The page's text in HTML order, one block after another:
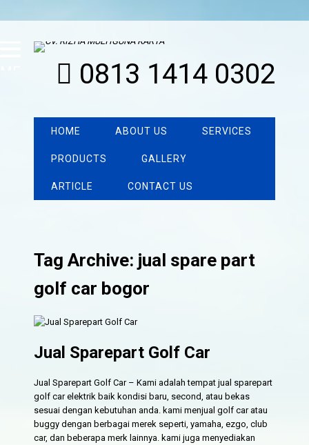
0813 1414 0302
HOME ABOUT US SERVICES
PRODUCTS GALLERY
ARTICLE CONTACT US
Tag Archive: jual spare part
golf car bogor
Jual Sparepart Golf Car
Jual Sparepart Golf Car – Kami adalah tempat jual sparepart
golf car elektrik baik kondisi baru, second, atau bekas
sesuai dengan kebutuhan anda. kami menjual golf car atau
buggy dengan berbagai merek seperti, yamaha, ezgo, club
car, dan beberapa merk lainnya. kami juga menyediakan